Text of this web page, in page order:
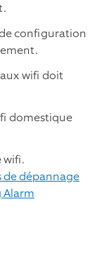
configuration
wifi doit
domestique
wifi.
de dépannage
Alarm